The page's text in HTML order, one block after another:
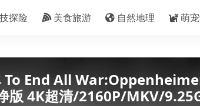
探险 美食旅游 自然地理 萌
To End All
版 4K超清/2160P/MKV/